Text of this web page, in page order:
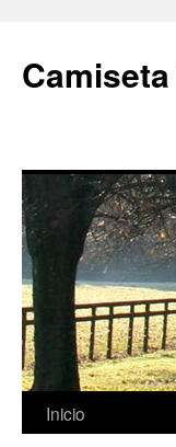
Saltar
Inicio